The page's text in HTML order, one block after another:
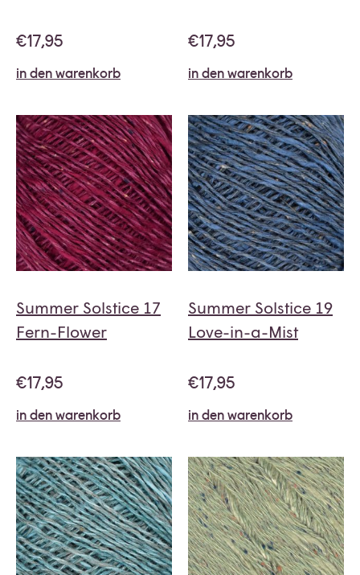
€17,95
in den warenkorb
€17,95
in den warenkorb
Summer Solstice 17
Fern-Flower
€17,95
in den warenkorb
Summer Solstice 19
Love-in-a-Mist
€17,95
in den warenkorb